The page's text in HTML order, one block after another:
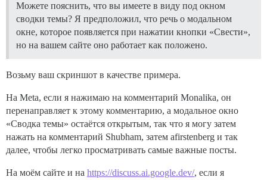
Можете пояснить, что вы имеете в виду под окном
сводки темы? Я предположил, что речь о модальном
окне, которое появляется при нажатии кнопки «Свести»,
но на вашем сайте оно работает как положено.
Возьму ваш скриншот в качестве примера.
На Meta, если я нажимаю на комментарий Monalika, он
перенаправляет к этому комментарию, а модальное окно
«Сводка темы» остаётся открытым, так что я могу затем
нажать на комментарий Shubham, затем afirstenberg и так
далее, чтобы легко просматривать самые важные посты.
На моём сайте и на https://discuss.ai.google.dev/, если я